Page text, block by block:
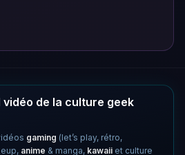
de la culture geek
gaming (let’s play, rétro,
anime & manga, kawaii et culture